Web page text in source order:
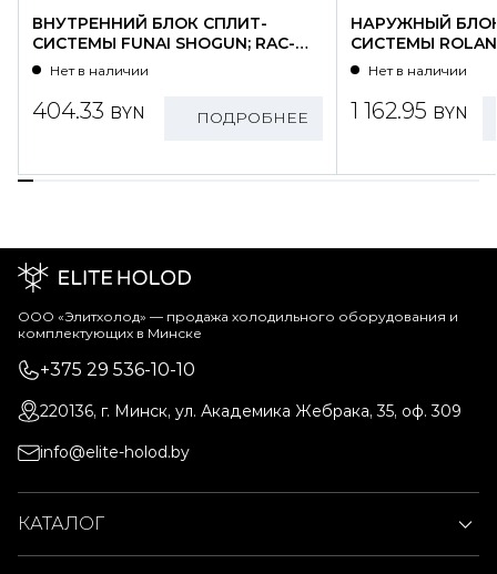
ВНУТРЕННИЙ БЛОК СПЛИТ-
СИСТЕМЫ FUNAI SHOGUN; RAC-
SG25HP.D01/S
Нет в наличии
404.33 BYN ПОДРОБНЕЕ
НАРУЖНЫЙ
СИСТЕМЫ
WZ09HSS/N1-
Нет в наличии
1 162.95 BYN
ООО «Элитхолод» ― продажа холодильного оборудования и
комплектующих в Минске
+375 29 536-10-10
220136, г. Минск, ул. Академика Жебрака, 35, оф. 309
info@elite-holod.by
КАТАЛОГ